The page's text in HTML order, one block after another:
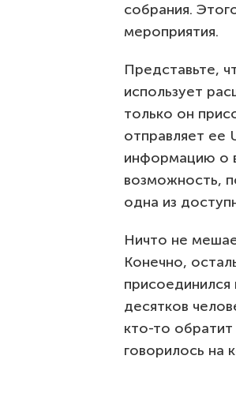
собрания.
мероприятия.
Представьте,
использует
только он
отправляет ее
информацию о
возможность,
одна из
Ничто не
Конечно,
десятков
кто-то
говорилось на